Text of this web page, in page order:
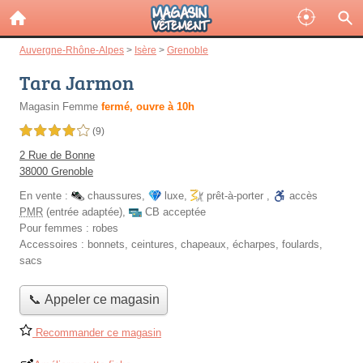
Auvergne-Rhône-Alpes > Isère > Grenoble
Tara Jarmon
Magasin Femme fermé, ouvre à 10h
4,0 étoiles sur 5 (9)
2 Rue de Bonne
38000 Grenoble
En vente :
chaussures, luxe, prêt-à-porter ,
accès
PMR (entrée adaptée),
CB acceptée
Pour femmes : robes
Accessoires : bonnets, ceintures, chapeaux, écharpes, foulards,
sacs
📞 Appeler ce magasin
Recommander ce magasin